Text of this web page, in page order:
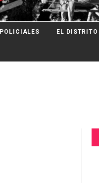
POLICIALES EL DISTRITO